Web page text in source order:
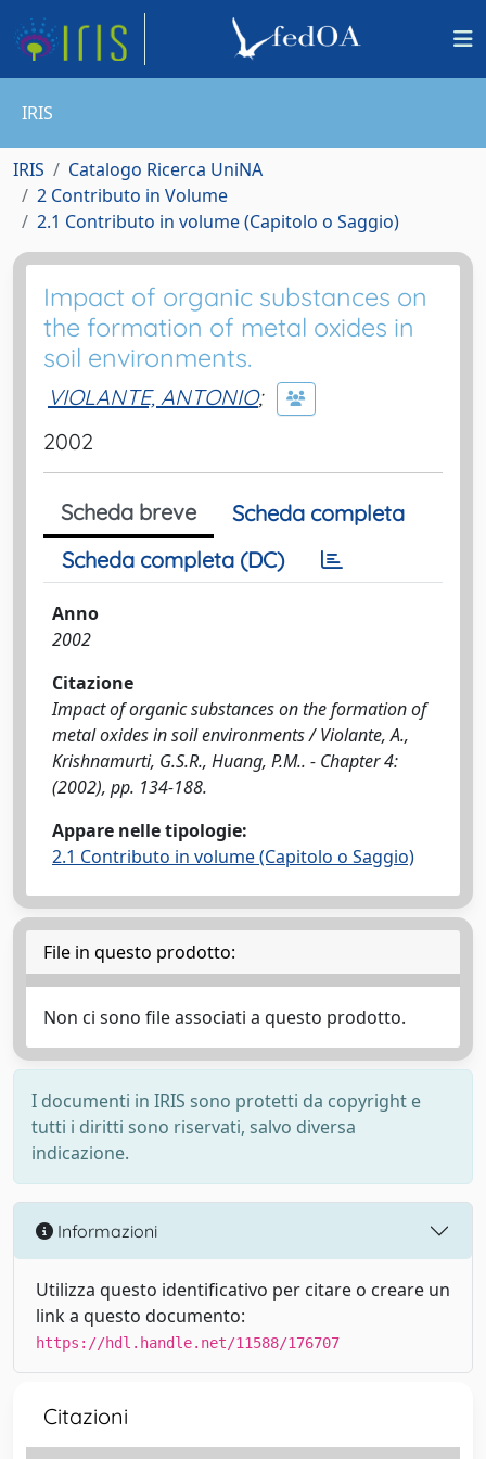
IRIS
IRIS
Catalogo Ricerca UniNA
2 Contributo in Volume
2.1 Contributo in volume (Capitolo o Saggio)
Impact of organic substances on
the formation of metal oxides in
soil environments.
VIOLANTE, ANTONIO;
2002
Scheda breve
Scheda completa
Scheda completa (DC)
Anno
2002
Citazione
Impact of organic substances on the formation of
metal oxides in soil environments / Violante, A.,
Krishnamurti, G.S.R., Huang, P.M.. - Chapter 4:
(2002), pp. 134-188.
Appare nelle tipologie:
2.1 Contributo in volume (Capitolo o Saggio)
File in questo prodotto:
Non ci sono file associati a questo prodotto.
I documenti in IRIS sono protetti da copyright e
tutti i diritti sono riservati, salvo diversa
indicazione.
Informazioni
Utilizza questo identificativo per citare o creare un
link a questo documento:
https://hdl.handle.net/11588/176707
Citazioni